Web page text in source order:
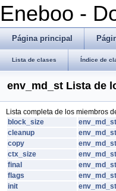
Eneboo -
Página principal
Lista de clases Índice de
env_md_st Lista de
Lista completa de los miembros
block_size
env_md_st
cleanup
env_md_st
copy
env_md_st
ctx_size
env_md_st
final
env_md_st
flags
env_md_st
init
env_md_st